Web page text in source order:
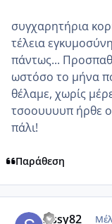
συγχαρητήρια
τέλεια
πάντως...
ωστόσο το μήνα
θέλαμε, χωρίς
τσοουυυυπ ήρθε ο
πάλι!
Παράθεση
sissy82